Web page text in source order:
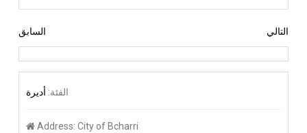
السابق التالي
الفئة: أديرة
Address: City of Bcharri